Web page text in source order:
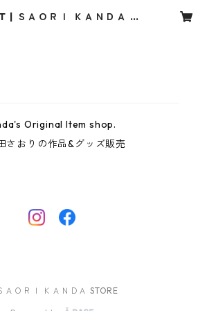
| ＳＡＯＲＩ ＫＡＮＤＡ S
Original Item shop.
さおりの作品&グッズ販売
ＡＯＲＩ ＫＡＮＤＡ STORE